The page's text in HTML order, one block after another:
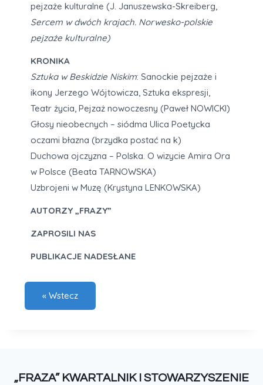
pejzaże kulturalne (J. Januszewska-Skreiberg,
Sercem w dwóch krajach. Norwesko-polskie
pejzaże kulturalne)
KRONIKA
Sztuka w Beskidzie Niskim: Sanockie pejzaże i
ikony Jerzego Wójtowicza, Sztuka ekspresji,
Teatr życia, Pejzaż nowoczesny (Paweł NOWICKI)
Głosy nieobecnych – siódma Ulica Poetycka
oczami błazna (brzydka postać na k)
Duchowa ojczyzna – Polska. O wizycie Amira Ora
w Polsce (Beata TARNOWSKA)
Uzbrojeni w Muzę (Krystyna LENKOWSKA)
AUTORZY „FRAZY”
ZAPROSILI NAS
PUBLIKACJE NADESŁANE
„FRAZA” KWARTALNIK I STOWARZYSZENIE